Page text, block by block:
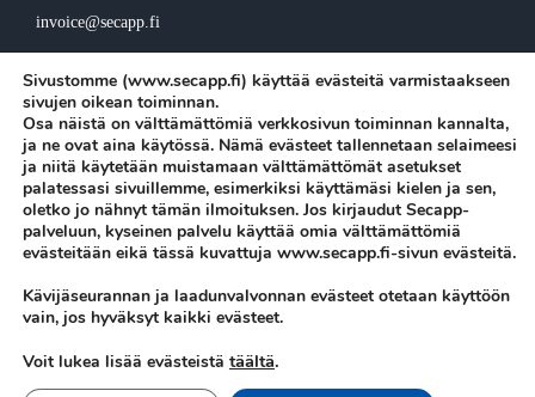
invoice@secapp.fi
Tilaa Secappin uutiskirje
Secapp © Copyright 2026 | Tietosuojaseloste
Tuki|Kirjaudu sisään
Sivustomme (www.secapp.fi) käyttää evästeitä varmistaakseen
sivujen oikean toiminnan.
Osa näistä on välttämättömiä verkkosivun toiminnan kannalta,
ja ne ovat aina käytössä. Nämä evästeet tallennetaan selaimeesi
ja niitä käytetään muistamaan välttämättömät asetukset
palatessasi sivuillemme, esimerkiksi käyttämäsi kielen ja sen,
oletko jo nähnyt tämän ilmoituksen. Jos kirjaudut Secapp-
palveluun, kyseinen palvelu käyttää omia välttämättömiä
evästeitään eikä tässä kuvattuja www.secapp.fi-sivun evästeitä.
Kävijäseurannan ja laadunvalvonnan evästeet otetaan käyttöön
vain, jos hyväksyt kaikki evästeet.
Voit lukea lisää evästeistä täältä.